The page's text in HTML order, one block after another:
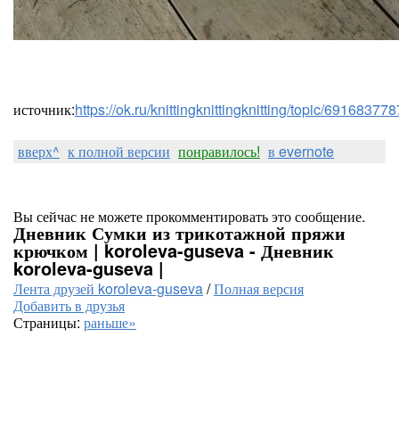
источник:https://ok.ru/knittingknittingknitting/topic/
вверх^ к полной версии понравилось! в evernote
Вы сейчас не можете прокомментировать это сообщение.
Дневник Сумки из трикотажной пряжи
крючком | koroleva-guseva - Дневник
koroleva-guseva |
Лента друзей koroleva-guseva/Полная версия
Добавить в друзья
Страницы: раньше»